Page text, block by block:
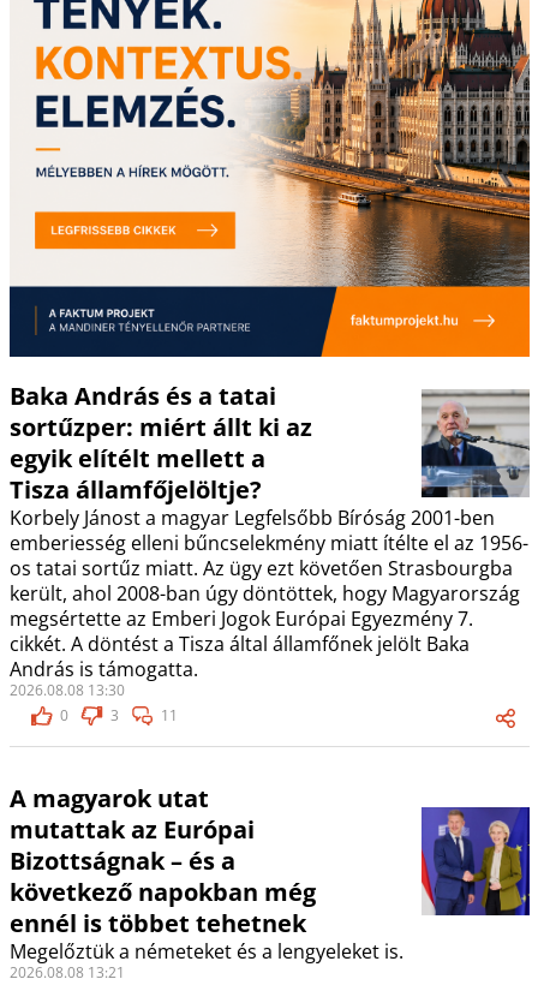
Baka András és a tatai
sortűzper: miért állt ki az
egyik elítélt mellett a
Tisza államfőjelöltje?
Korbely Jánost a magyar Legfelsőbb Bíróság 2001-ben
emberiesség elleni bűncselekmény miatt ítélte el az 1956-
os tatai sortűz miatt. Az ügy ezt követően Strasbourgba
került, ahol 2008-ban úgy döntöttek, hogy Magyarország
megsértette az Emberi Jogok Európai Egyezmény 7.
cikkét. A döntést a Tisza által államfőnek jelölt Baka
András is támogatta.
2026.08.08 13:30
0
3 11
A magyarok utat
mutattak az Európai
Bizottságnak – és a
következő napokban még
ennél is többet tehetnek
Megelőztük a németeket és a lengyeleket is.
2026.08.08 13:21